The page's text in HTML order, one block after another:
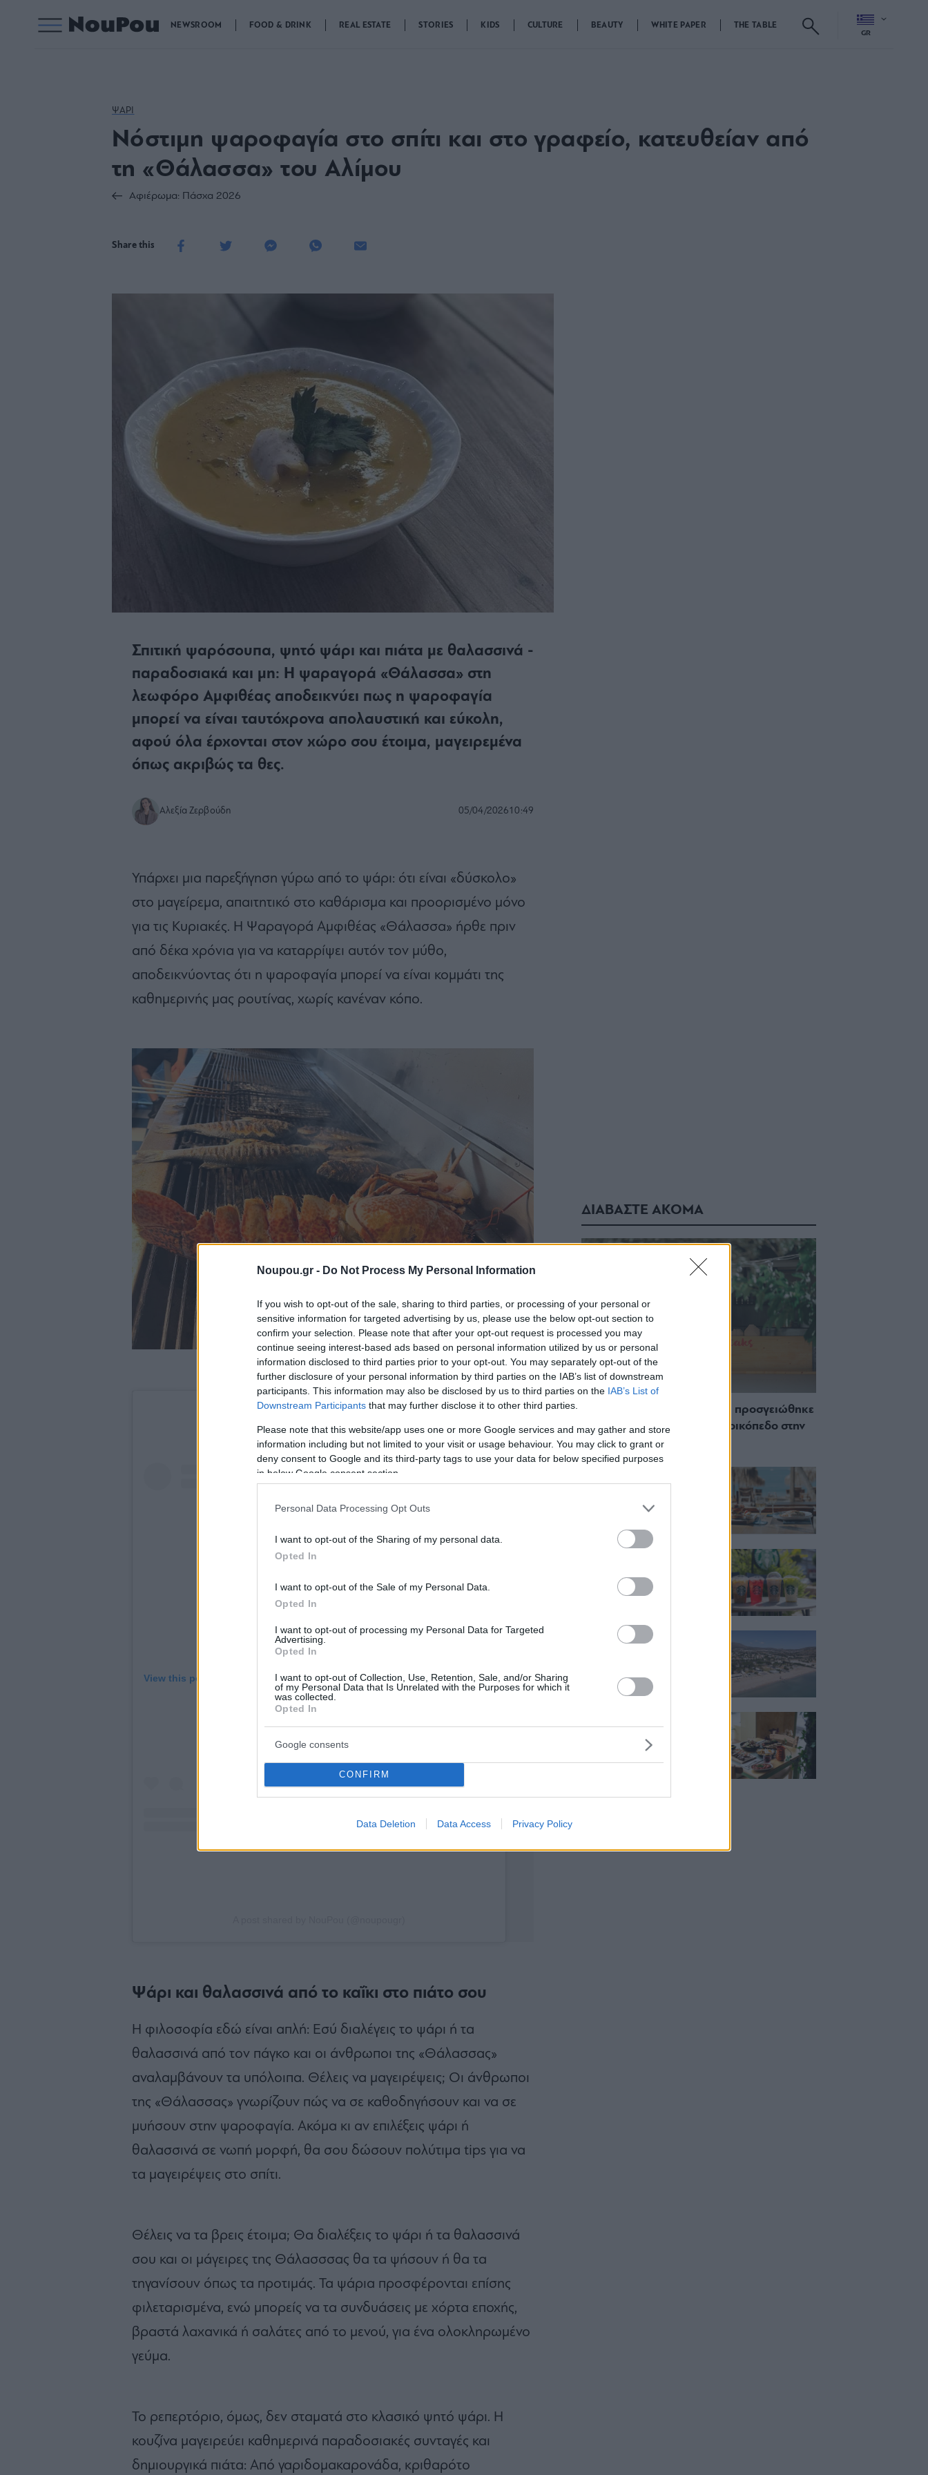
Noupou.gr - Do Not Process My Personal Information
If you wish to opt-out of the sale, sharing to third parties, or processing of your personal or
sensitive information for targeted advertising by us, please use the below opt-out section to
confirm your selection. Please note that after your opt-out request is processed you may
continue seeing interest-based ads based on personal information utilized by us or personal
information disclosed to third parties prior to your opt-out. You may separately opt-out of the
further disclosure of your personal information by third parties on the IAB’s list of downstream
participants. This information may also be disclosed by us to third parties on the IAB’s List of
Downstream Participants that may further disclose it to other third parties.
Please note that this website/app uses one or more Google services and may gather and store
information including but not limited to your visit or usage behaviour. You may click to grant or
deny consent to Google and its third-party tags to use your data for below specified purposes
in below Google consent section.
Personal Data Processing Opt Outs
I want to opt-out of the Sharing of my personal data.
Opted In
I want to opt-out of the Sale of my Personal Data.
Opted In
I want to opt-out of processing my Personal Data for Targeted
Advertising.
Opted In
I want to opt-out of Collection, Use, Retention, Sale, and/or Sharing
of my Personal Data that Is Unrelated with the Purposes for which it
was collected.
Opted In
Google consents
CONFIRM
Data Deletion Data Access Privacy Policy
NEWSROOM FOOD & DRINK REAL ESTATE STORIES KIDS CULTURE BEAUTY WHITE PAPER THE TABLE
GR
ΨΑΡΙ
Νόστιμη ψαροφαγία στο σπίτι και στο γραφείο, κατευθείαν από
τη «Θάλασσα» του Αλίμου
Αφιέρωμα: Πάσχα 2026
Share this
Σπιτική ψαρόσουπα, ψητό ψάρι και πιάτα με θαλασσινά -
παραδοσιακά και μη: Η ψαραγορά «Θάλασσα» στη
λεωφόρο Αμφιθέας αποδεικνύει πως η ψαροφαγία
μπορεί να είναι ταυτόχρονα απολαυστική και εύκολη,
αφού όλα έρχονται στον χώρο σου έτοιμα, μαγειρεμένα
όπως ακριβώς τα θες.
Αλεξία Ζερβούδη 05/04/202610:49
Υπάρχει μια παρεξήγηση γύρω από το ψάρι: ότι είναι «δύσκολο»
στο μαγείρεμα, απαιτητικό στο καθάρισμα και προορισμένο μόνο
για τις Κυριακές. Η Ψαραγορά Αμφιθέας «Θάλασσα» ήρθε πριν
από δέκα χρόνια για να καταρρίψει αυτόν τον μύθο,
αποδεικνύοντας ότι η ψαροφαγία μπορεί να είναι κομμάτι της
καθημερινής μας ρουτίνας, χωρίς κανέναν κόπο.
View this post on Instagram
Ψάρι και θαλασσινά από το καΐκι στο πιάτο σου
Η φιλοσοφία εδώ είναι απλή: Εσύ διαλέγεις το ψάρι ή τα
θαλασσινά από τον πάγκο και οι άνθρωποι της «Θάλασσας»
αναλαμβάνουν τα υπόλοιπα. Θέλεις να μαγειρέψεις; Οι άνθρωποι
της «Θάλασσας» γνωρίζουν πώς να σε καθοδηγήσουν και να σε
μυήσουν στην ψαροφαγία. Ακόμα κι αν επιλέξεις ψάρι ή
θαλασσινά σε νωπή μορφή, θα σου δώσουν πολύτιμα tips για να
τα μαγειρέψεις στο σπίτι.
Θέλεις να τα βρεις έτοιμα; Θα διαλέξεις το ψάρι ή τα θαλασσινά
σου και οι μάγειρες της Θάλασσσας θα τα ψήσουν ή θα τα
τηγανίσουν όπως τα προτιμάς. Τα ψάρια προσφέρονται επίσης
φιλεταρισμένα, ενώ μπορείς να τα συνδυάσεις με χόρτα εποχής,
βραστά λαχανικά ή σαλάτες από το μενού, για ένα ολοκληρωμένο
γεύμα.
Το ρεπερτόριο, όμως, δεν σταματά στο κλασικό ψητό ψάρι. Η
κουζίνα μαγειρεύει καθημερινά παραδοσιακές συνταγές και
δημιουργικά πιάτα: Από γαριδομακαρονάδα, κριθαρότο
ΔΙΑΒΑΣΤΕ ΑΚΟΜΑ
Staks: Πώς μια cool καντίνα προσγειώθηκε
(και ρίζωσε) σε ένα αθέατο οικόπεδο στην
Ανάβυσσο
δίπλα στο κύμα: Γιατί στο
που θα πίνεις όλο το
καλοκαίρι στα Starbucks
Πλαζ Βάρκιζας:
Αθηναϊκής Ριβιέρας
ταβέρνα στη Νέα Σμύρνη
όπου το κρέας μιλάει πρώτο